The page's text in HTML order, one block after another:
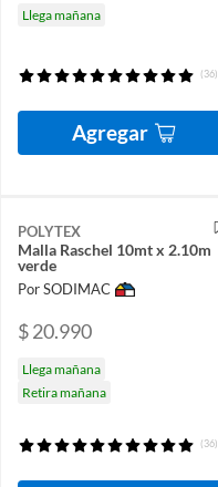
Llega mañana
(36)
Agregar
POLYTEX
Malla Raschel 10mt x 2.10m
verde
Por SODIMAC
$ 20.990
Llega mañana
Retira mañana
(36)